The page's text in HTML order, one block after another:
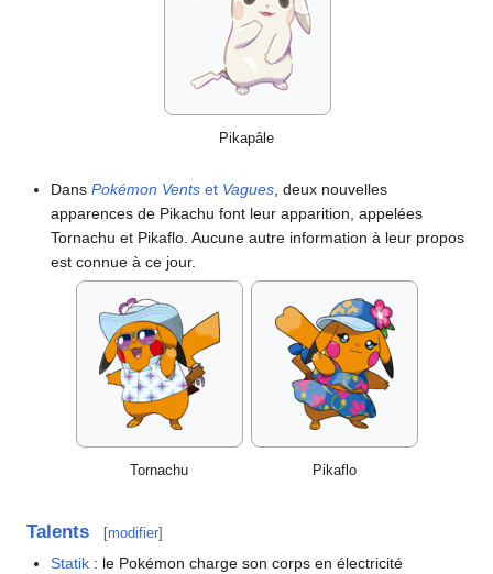
Pikapâle
DansPokémon Vents et Vagues , deux nouvelles
apparences de Pikachu font leur apparition, appelées
Tornachu et Pikaflo. Aucune autre information à leur propos
est connue à ce jour.
Tornachu Pikaflo
Talents [modifier]
Statik : le Pokémon charge son corps en électricité